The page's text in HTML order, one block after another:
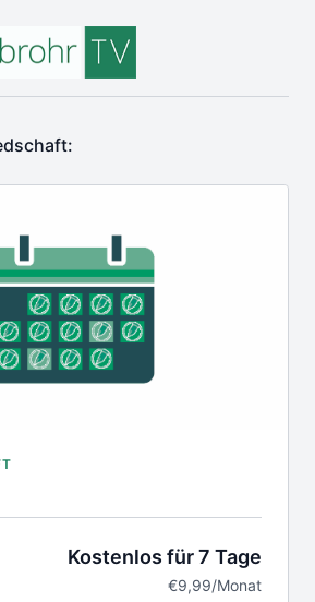
Kostenlos für 7 Tage
€9,99/Monat